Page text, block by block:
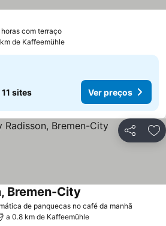
com terraço
de Kaffeemühle
11 sites Ver preços
Partilhar
de panquecas no café da manhã
Bremen-City
a 0.8 km de Kaffeemühle